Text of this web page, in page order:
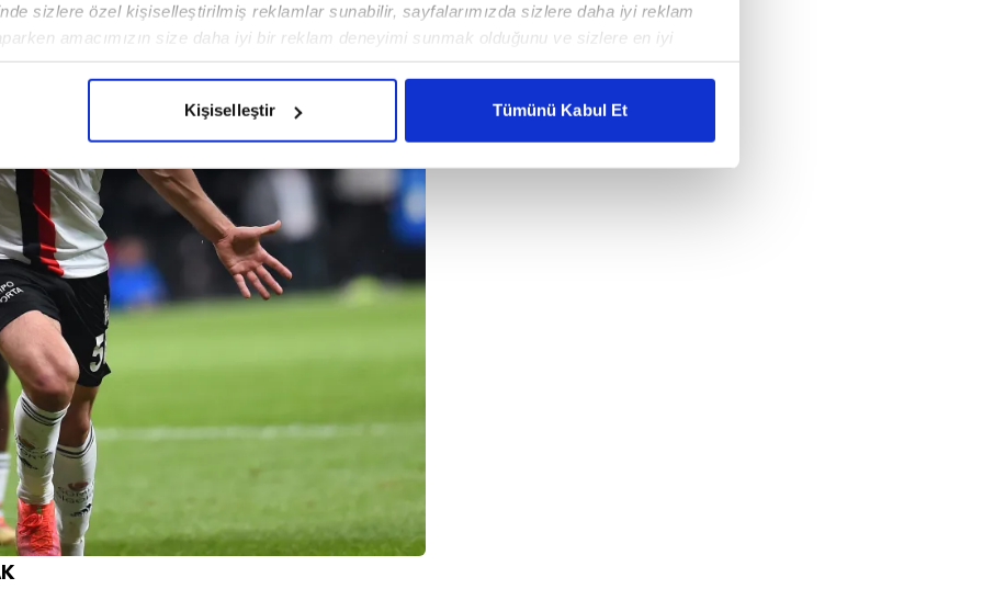
sizlere özel kişiselleştirilmiş reklamlar sunabilir, sayfalarımızda sizlere daha iyi reklam
amacımızın size daha iyi bir reklam deneyimi sunmak olduğunu ve sizlere en iyi
gelen çabayı gösterdiğimizi ve bu noktada, reklamların maliyetlerimizi karşılamak
çerezlere izin vermedikleri takdirde, kullanıcılara hedefli reklamlar gösterilmeyecektir."
için İnternet Sitemizde kendimize ve üçüncü kişilere ait çerezler kullanılmaktadır. Bu
verileriniz işlenmekte olup gerekli olan çerezler bilgi toplumu hizmetlerinin sunulması
çerezler, sitemizin daha işlevsel kılınması ve kişiselleştirilmesi ve sizlere yönelik
amaçlarıyla sınırlı olarak açık rızanız dahilinde kullanılacaktır.
yer alan panel vasıtasıyla belirleyebilirsiniz. Çerezlere ilişkin detaylı bilgi için Ayarlar
Metnimizi
Kanunu uyarınca hazırlanmış Aydınlatma Metnimizi okumak ve sitemizde ilgili
çerezlerle ilgili bilgi almak için lütfentıklayınız
Kişiselleştir Tümünü Kabul Et